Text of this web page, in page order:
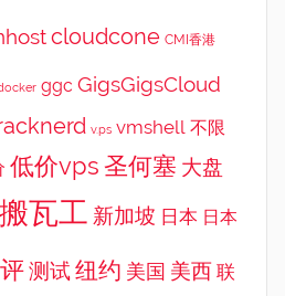
cloudcone CMI香港
ggc GigsGigsCloud
v.ps vmshell 不限
低价vps 圣何塞 大盘
搬瓦工 新加坡 日本 日本
测试纽约 美国 美西 联